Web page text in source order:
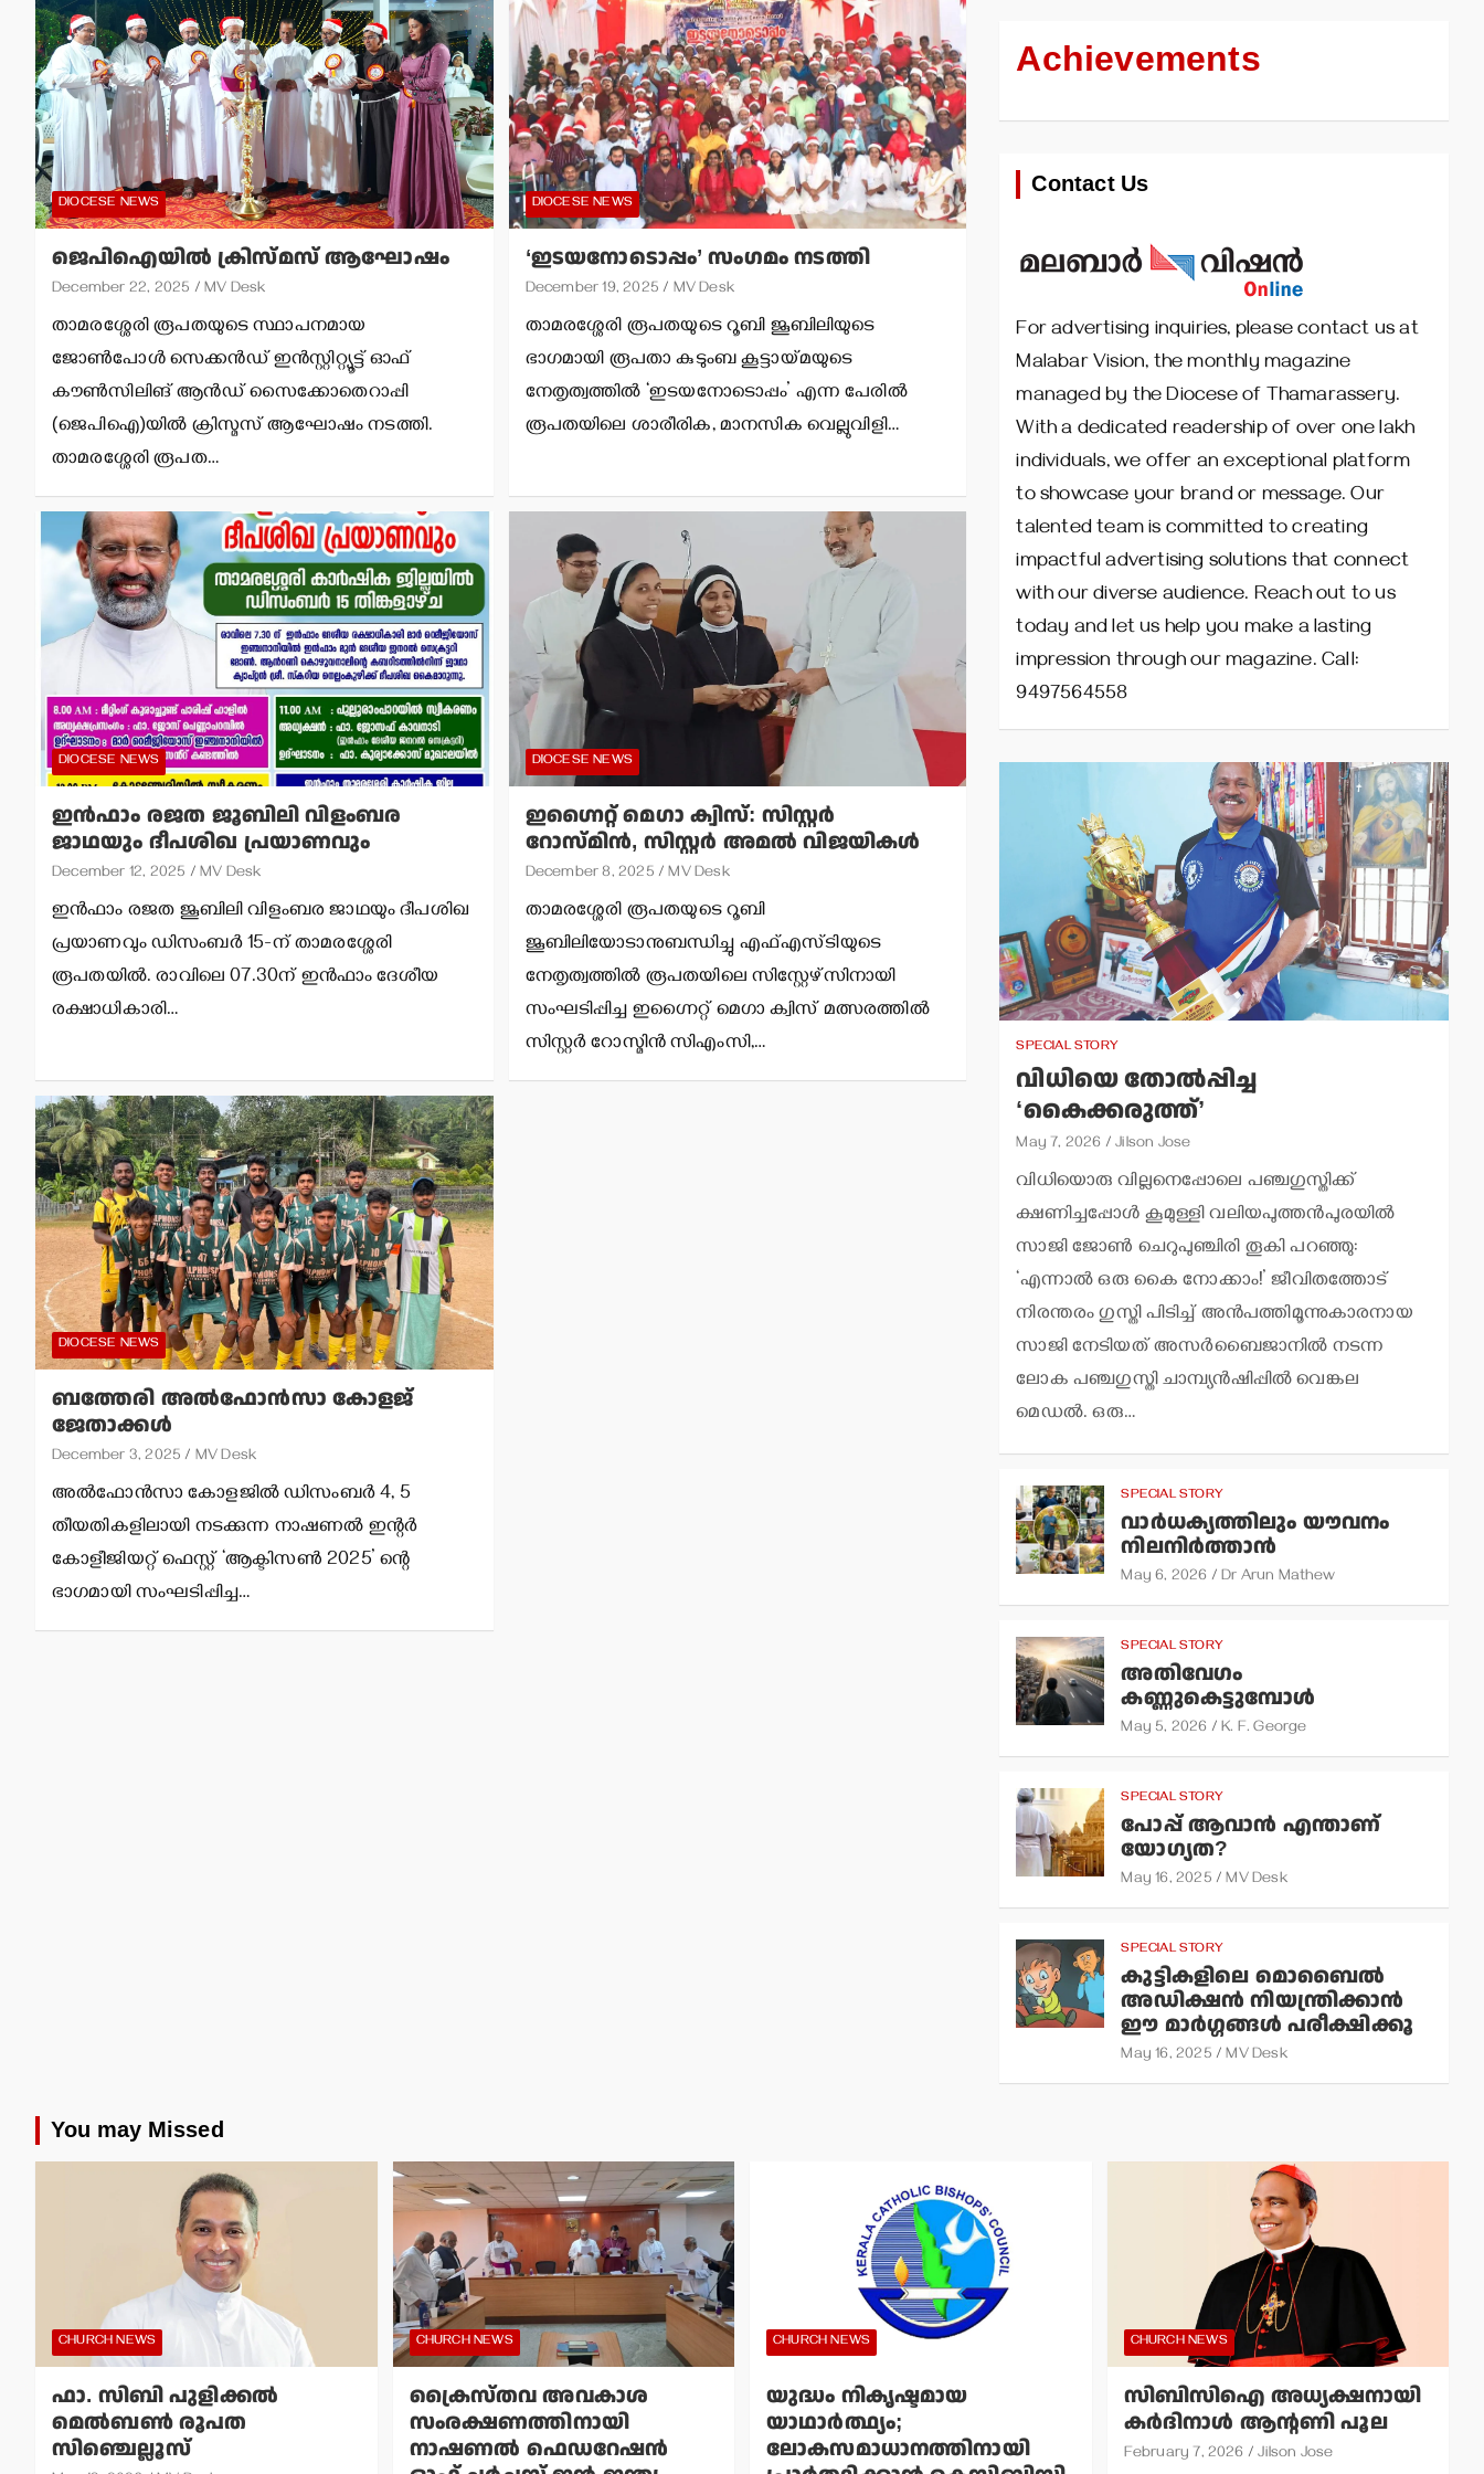
DIOCESE NEWS
ജെപിഐയില്‍ ക്രിസ്മസ് ആഘോഷം
December 22, 2025 MV Desk
താമരശ്ശേരി രൂപതയുടെ സ്ഥാപനമായ
ജോണ്‍പോള്‍ സെക്കന്‍ഡ് ഇന്‍സ്റ്റിറ്റ്യൂട്ട് ഓഫ്
കൗണ്‍സിലിങ് ആന്‍ഡ് സൈക്കോതെറാപ്പി
(ജെപിഐ)യില്‍ ക്രിസ്മസ് ആഘോഷം നടത്തി.
താമരശ്ശേരി രൂപത…
DIOCESE NEWS
‘ഇടയനോടൊപ്പം’ സംഗമം നടത്തി
December 19, 2025 MV Desk
താമരശ്ശേരി രൂപതയുടെ റൂബി ജൂബിലിയുടെ
ഭാഗമായി രൂപതാ കുടുംബ കൂട്ടായ്മയുടെ
നേതൃത്വത്തില്‍ ‘ഇടയനോടൊപ്പം’ എന്ന പേരില്‍
രൂപതയിലെ ശാരീരിക, മാനസിക വെല്ലുവിളി…
DIOCESE NEWS
ഇന്‍ഫാം രജത ജൂബിലി വിളംബര
ജാഥയും ദീപശിഖ പ്രയാണവും
December 12, 2025 MV Desk
ഇന്‍ഫാം രജത ജൂബിലി വിളംബര ജാഥയും ദീപശിഖ
പ്രയാണവും ഡിസംബര്‍ 15-ന് താമരശ്ശേരി
രൂപതയില്‍. രാവിലെ 07.30ന് ഇന്‍ഫാം ദേശീയ
രക്ഷാധികാരി…
DIOCESE NEWS
ഇഗ്നൈറ്റ് മെഗാ ക്വിസ്: സിസ്റ്റര്‍
റോസ്മിന്‍, സിസ്റ്റര്‍ അമല്‍ വിജയികള്‍
December 8, 2025 MV Desk
താമരശ്ശേരി രൂപതയുടെ റൂബി
ജൂബിലിയോടാനുബന്ധിച്ചു എഫ്എസ്ടിയുടെ
നേതൃത്വത്തില്‍ രൂപതയിലെ സിസ്റ്റേഴ്‌സിനായി
സംഘടിപ്പിച്ച ഇഗ്നൈറ്റ് മെഗാ ക്വിസ് മത്സരത്തില്‍
സിസ്റ്റര്‍ റോസ്മിന്‍ സിഎംസി,…
DIOCESE NEWS
ബത്തേരി അല്‍ഫോന്‍സാ കോളജ്
ജേതാക്കള്‍
December 3, 2025 MV Desk
അല്‍ഫോന്‍സാ കോളജില്‍ ഡിസംബര്‍ 4, 5
തീയതികളിലായി നടക്കുന്ന നാഷണല്‍ ഇന്റര്‍
കോളീജിയറ്റ് ഫെസ്റ്റ് ‘ആക്ടിസണ്‍ 2025’ ന്റെ
ഭാഗമായി സംഘടിപ്പിച്ച…
Achievements
Contact Us
For advertising inquiries, please contact us at
Malabar Vision, the monthly magazine
managed by the Diocese of Thamarassery.
With a dedicated readership of over one lakh
individuals, we offer an exceptional platform
to showcase your brand or message. Our
talented team is committed to creating
impactful advertising solutions that connect
with our diverse audience. Reach out to us
today and let us help you make a lasting
impression through our magazine. Call:
9497564558
SPECIAL STORY
വിധിയെ തോല്‍പ്പിച്ച
‘കൈക്കരുത്ത്’
May 7, 2026 Jilson Jose
വിധിയൊരു വില്ലനെപ്പോലെ പഞ്ചഗുസ്തിക്ക്
ക്ഷണിച്ചപ്പോള്‍ കൂമുള്ളി വലിയപുത്തന്‍പുരയില്‍
സാജി ജോണ്‍ ചെറുപുഞ്ചിരി തൂകി പറഞ്ഞു:
‘എന്നാല്‍ ഒരു കൈ നോക്കാം!’ ജീവിതത്തോട്
നിരന്തരം ഗുസ്തി പിടിച്ച് അന്‍പത്തിമൂന്നുകാരനായ
സാജി നേടിയത് അസര്‍ബൈജാനില്‍ നടന്ന
ലോക പഞ്ചഗുസ്തി ചാമ്പ്യന്‍ഷിപ്പില്‍ വെങ്കല
മെഡല്‍. ഒരു…
SPECIAL STORY
വാര്‍ധക്യത്തിലും യൗവനം
നിലനിര്‍ത്താന്‍
May 6, 2026 Dr Arun Mathew
SPECIAL STORY
അതിവേഗം
കണ്ണുകെട്ടുമ്പോള്‍
May 5, 2026 K. F. George
SPECIAL STORY
പോപ്പ് ആവാന്‍ എന്താണ്
യോഗ്യത?
May 16, 2025 MV Desk
SPECIAL STORY
കുട്ടികളിലെ മൊബൈല്‍
അഡിക്ഷന്‍ നിയന്ത്രിക്കാന്‍
ഈ മാര്‍ഗ്ഗങ്ങള്‍ പരീക്ഷിക്കൂ
May 16, 2025 MV Desk
You may Missed
CHURCH NEWS
ഫാ. സിബി പുളിക്കല്‍
മെല്‍ബണ്‍ രൂപത
സിഞ്ചെല്ലൂസ്
CHURCH NEWS
ക്രൈസ്തവ അവകാശ
സംരക്ഷണത്തിനായി
നാഷണല്‍ ഫെഡറേഷന്‍
CHURCH NEWS
യുദ്ധം നികൃഷ്ടമായ
യാഥാര്‍ത്ഥ്യം;
ലോകസമാധാനത്തിനായി
CHURCH NEWS
സിബിസിഐ അധ്യക്ഷനായി
കര്‍ദിനാള്‍ ആന്റണി പൂല
February 7, 2026 Jilson Jose